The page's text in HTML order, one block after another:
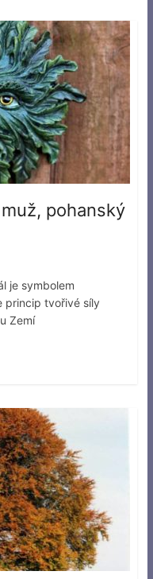
pohanský
je symbolem
princip tvořivé síly
Zemí